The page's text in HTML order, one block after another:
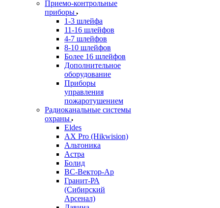
Приемо-контрольные
приборы
1-3 шлейфа
11-16 шлейфов
4-7 шлейфов
8-10 шлейфов
Более 16 шлейфов
Дополнительное
оборудование
Приборы
управления
пожаротушением
Радиоканальные системы
охраны
Eldes
AX Pro (Hikwision)
Альтоника
Астра
Болид
ВС-Вектор-Ар
Гранит-РА
(Сибирский
Арсенал)